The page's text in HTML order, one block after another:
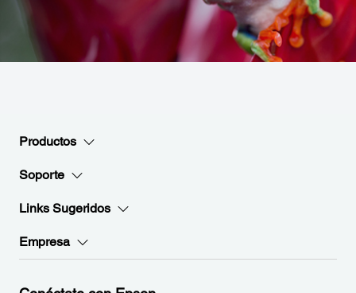
Productos
Soporte
Links Sugeridos
Empresa